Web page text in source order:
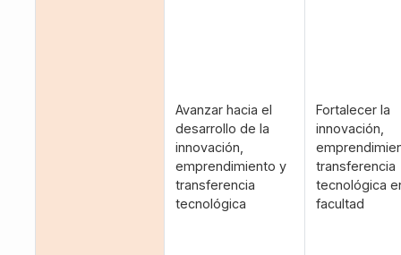
Avanzar hacia el
desarrollo de la
innovación,
emprendimiento y
transferencia
tecnológica
Fortalecer la
innovación,
transferencia
tecnológica
facultad